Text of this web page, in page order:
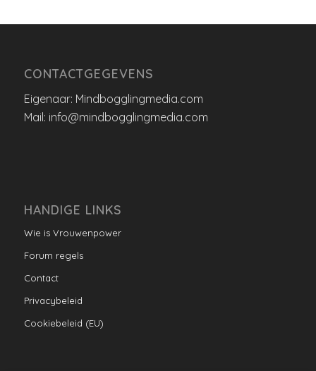
CONTACTGEGEVENS
Eigenaar: Mindbogglingmedia.com
Mail: info@mindbogglingmedia.com
HANDIGE LINKS
Wie is Vrouwenpower
Forum regels
Contact
Privacybeleid
Cookiebeleid (EU)